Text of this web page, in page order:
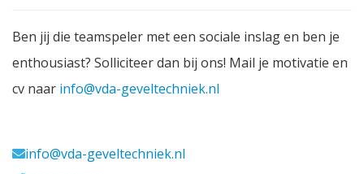
Login
Vacatures
Ben jij die teamspeler met een sociale inslag en ben je
enthousiast? Solliciteer dan bij ons! Mail je motivatie en
cv naar info@vda-geveltechniek.nl
info@vda-geveltechniek.nl